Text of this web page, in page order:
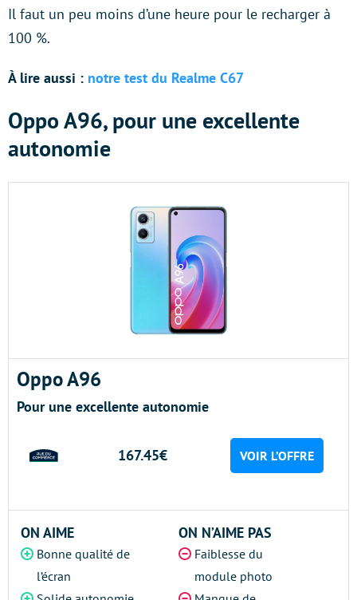
Il faut un peu moins d’une heure pour le recharger à
100 %.
À lire aussi : notre test du Realme C67
Oppo A96, pour une excellente
autonomie
Oppo A96
Pour une excellente autonomie
167.45€ VOIR L’OFFRE
ON AIME
Bonne qualité de
l’écran
ON N’AIME PAS
Faiblesse du
module photo